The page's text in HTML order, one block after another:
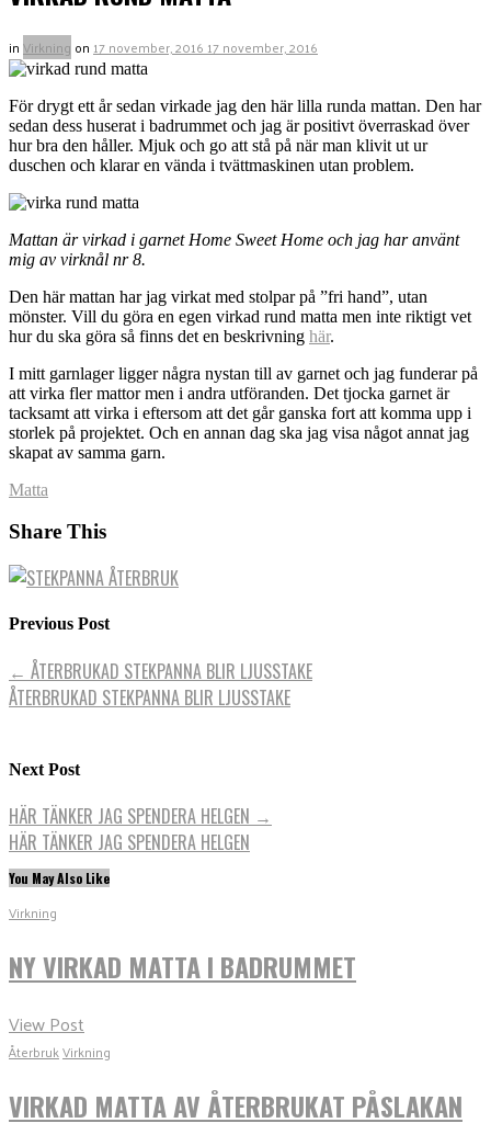
inVirkning on 17 november, 2016 17 november, 2016
För drygt ett år sedan virkade jag den här lilla runda mattan. Den har
sedan dess huserat i badrummet och jag är positivt överraskad över
hur bra den håller. Mjuk och go att stå på när man klivit ut ur
duschen och klarar en vända i tvättmaskinen utan problem.
Mattan är virkad i garnet Home Sweet Home och jag har använt
mig av virknål nr 8.
Den här mattan har jag virkat med stolpar på ”fri hand”, utan
mönster. Vill du göra en egen virkad rund matta men inte riktigt vet
hur du ska göra så finns det en beskrivning här.
I mitt garnlager ligger några nystan till av garnet och jag funderar på
att virka fler mattor men i andra utföranden. Det tjocka garnet är
tacksamt att virka i eftersom att det går ganska fort att komma upp i
storlek på projektet. Och en annan dag ska jag visa något annat jag
skapat av samma garn.
Matta
Share This
Previous Post
← ÅTERBRUKAD STEKPANNA BLIR LJUSSTAKE
ÅTERBRUKAD STEKPANNA BLIR LJUSSTAKE
Next Post
HÄR TÄNKER JAG SPENDERA HELGEN →
HÄR TÄNKER JAG SPENDERA HELGEN
You May Also Like
Virkning
NY VIRKAD MATTA I BADRUMMET
View Post
ÅterbrukVirkning
VIRKAD MATTA AV ÅTERBRUKAT PÅSLAKAN